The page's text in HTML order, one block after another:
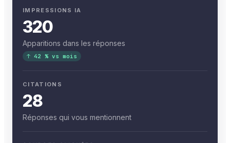
IMPRESSIONS IA
320
Apparitions dans les réponses
↑ 42 % vs mois
CITATIONS
28
Réponses qui vous mentionnent